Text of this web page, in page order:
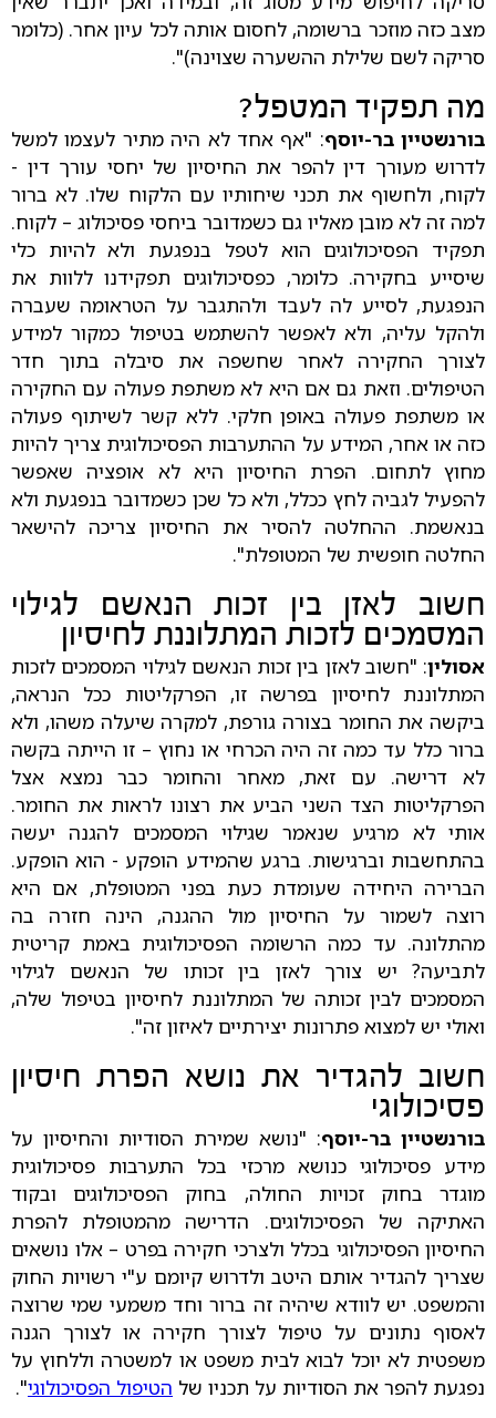
מצב כזה מוזכר ברשומה, לחסום אותה לכל עיון אחר. (כלומר
סריקה לשם שלילת ההשערה שצוינה)".
מה תפקיד המטפל?
בורנשטיין בר-יוסף: "אף אחד לא היה מתיר לעצמו למשל
לדרוש מעורך דין להפר את החיסיון של יחסי עורך דין -
לקוח, ולחשוף את תכני שיחותיו עם הלקוח שלו. לא ברור
למה זה לא מובן מאליו גם כשמדובר ביחסי פסיכולוג – לקוח.
תפקיד הפסיכולוגים הוא לטפל בנפגעת ולא להיות כלי
שיסייע בחקירה. כלומר, כפסיכולוגים תפקידנו ללוות את
הנפגעת, לסייע לה לעבד ולהתגבר על הטראומה שעברה
ולהקל עליה, ולא לאפשר להשתמש בטיפול כמקור למידע
לצורך החקירה לאחר שחשפה את סיבלה בתוך חדר
הטיפולים. וזאת גם אם היא לא משתפת פעולה עם החקירה
או משתפת פעולה באופן חלקי. ללא קשר לשיתוף פעולה
כזה או אחר, המידע על ההתערבות הפסיכולוגית צריך להיות
מחוץ לתחום. הפרת החיסיון היא לא אופציה שאפשר
להפעיל לגביה לחץ ככלל, ולא כל שכן כשמדובר בנפגעת ולא
בנאשמת. ההחלטה להסיר את החיסיון צריכה להישאר
החלטה חופשית של המטופלת".
חשוב לאזן בין זכות הנאשם לגילוי
המסמכים לזכות המתלוננת לחיסיון
אסולין: "חשוב לאזן בין זכות הנאשם לגילוי המסמכים לזכות
המתלוננת לחיסיון בפרשה זו, הפרקליטות ככל הנראה,
ביקשה את החומר בצורה גורפת, למקרה שיעלה משהו, ולא
ברור כלל עד כמה זה היה הכרחי או נחוץ – זו הייתה בקשה
לא דרישה. עם זאת, מאחר והחומר כבר נמצא אצל
הפרקליטות הצד השני הביע את רצונו לראות את החומר.
אותי לא מרגיע שנאמר שגילוי המסמכים להגנה יעשה
בהתחשבות וברגישות. ברגע שהמידע הופקע - הוא הופקע.
הברירה היחידה שעומדת כעת בפני המטופלת, אם היא
רוצה לשמור על החיסיון מול ההגנה, הינה חזרה בה
מהתלונה. עד כמה הרשומה הפסיכולוגית באמת קריטית
לתביעה? יש צורך לאזן בין זכותו של הנאשם לגילוי
המסמכים לבין זכותה של המתלוננת לחיסיון בטיפול שלה,
ואולי יש למצוא פתרונות יצירתיים לאיזון זה".
חשוב להגדיר את נושא הפרת חיסיון
פסיכולוגי
בורנשטיין בר-יוסף: "נושא שמירת הסודיות והחיסיון על
מידע פסיכולוגי כנושא מרכזי בכל התערבות פסיכולוגית
מוגדר בחוק זכויות החולה, בחוק הפסיכולוגים ובקוד
האתיקה של הפסיכולוגים. הדרישה מהמטופלת להפרת
החיסיון הפסיכולוגי בכלל ולצרכי חקירה בפרט – אלו נושאים
שצריך להגדיר אותם היטב ולדרוש קיומם ע"י רשויות החוק
והמשפט. יש לוודא שיהיה זה ברור וחד משמעי שמי שרוצה
לאסוף נתונים על טיפול לצורך חקירה או לצורך הגנה
משפטית לא יוכל לבוא לבית משפט או למשטרה וללחוץ על
נפגעת להפר את הסודיות על תכניו של הטיפול הפסיכולוגי".